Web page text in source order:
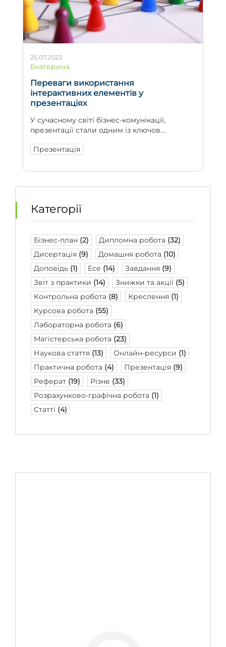
25.07.2023
Екатерина
Переваги використання
інтерактивних елементів у
презентаціях
У сучасному світі бізнес-комунікації,
презентації стали одним із ключов...
Презентація
Категорії
Бізнес-план (2) Дипломна робота (32)
Дисертація (9) Домашня робота (10)
Доповідь (1) Есе (14) Завдання (9)
Звіт з практики (14) Знижки та акції (5)
Контрольна робота (8) Креслення (1)
Курсова робота (55)
Лабораторна робота (6)
Магістерська робота (23)
Наукова стаття (13) Онлайн-ресурси (1)
Практична робота (4) Презентація (9)
Реферат (19) Різне (33)
Розрахунково-графічна робота (1)
Статті (4)